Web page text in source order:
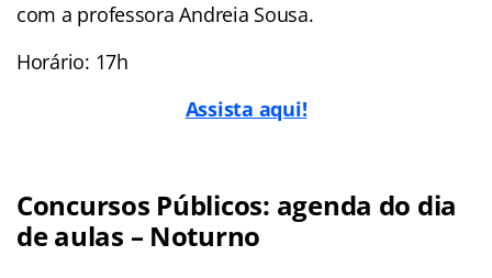
com a professora Andreia Sousa.
Horário: 17h
Assista aqui!
Concursos Públicos: agenda do dia
de aulas – Noturno